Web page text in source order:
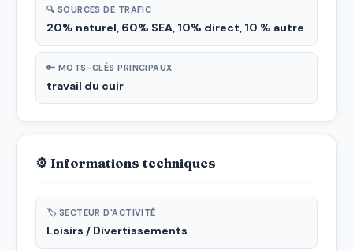
🔍 SOURCES DE TRAFIC
20% naturel, 60% SEA, 10% direct, 10 % autre
🔑 MOTS-CLÉS PRINCIPAUX
travail du cuir
⚙ Informations techniques
🏷 SECTEUR D'ACTIVITÉ
Loisirs / Divertissements